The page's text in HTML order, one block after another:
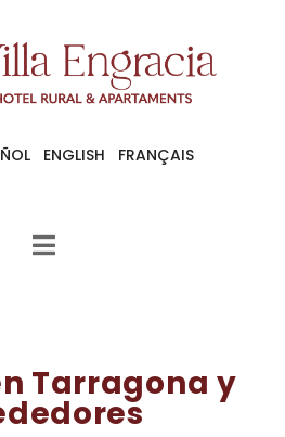
ENGLISH FRANÇAIS
Tarragona y